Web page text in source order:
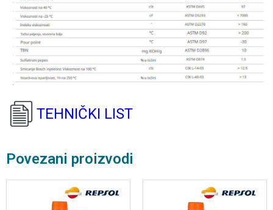
TEHNIČKI LIST
Povezani proizvodi